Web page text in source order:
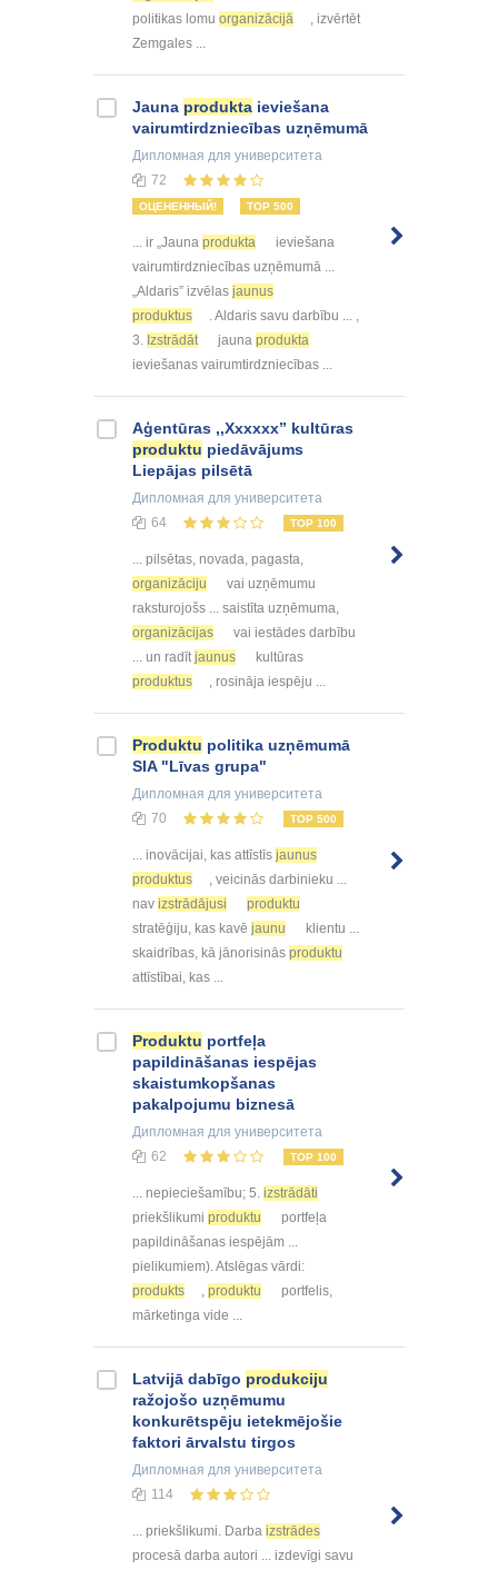
politikas lomu organizācijā
, izvērtēt
Zemgales ...
Jauna produkta ieviešana
vairumtirdzniecības uzņēmumā
Дипломная для университета
72
ОЦЕНЕННЫЙ! TOP 500
... ir „Jauna produkta
ieviešana
vairumtirdzniecības uzņēmumā ...
„Aldaris” izvēlas jaunus
produktus
. Aldaris savu darbību ... ,
3. Izstrādāt jauna produkta
ieviešanas vairumtirdzniecības ...
Aģentūras ,,Xxxxxx” kultūras
produktu piedāvājums
Liepājas pilsētā
Дипломная для университета
64
TOP 100
... pilsētas, novada, pagasta,
organizāciju
vai uzņēmumu
raksturojošs ... saistīta uzņēmuma,
organizācijas
vai iestādes darbību
... un radītjaunus
kultūras
produktus
, rosināja iespēju ...
Produktu politika uzņēmumā
SIA "Līvas grupa"
Дипломная для университета
70
TOP 500
... inovācijai, kas attīstīs jaunus
produktus
, veicinās darbinieku ...
nav izstrādājusi
produktu
stratēģiju, kas kavē jaunu
klientu ...
skaidrības, kā jānorisinās produktu
attīstībai, kas ...
Produktu portfeļa
papildināšanas iespējas
skaistumkopšanas
pakalpojumu biznesā
Дипломная для университета
62
TOP 100
... nepieciešamību; 5. izstrādāti
priekšlikumi produktu
portfeļa
papildināšanas iespējām ...
pielikumiem). Atslēgas vārdi:
produkts
, produktu
portfelis,
mārketinga vide ...
Latvijā dabīgo produkciju
ražojošo uzņēmumu
konkurētspēju ietekmējošie
faktori ārvalstu tirgos
Дипломная для университета
114
... priekšlikumi. Darba izstrādes
procesā darba autori ... izdevīgi savu